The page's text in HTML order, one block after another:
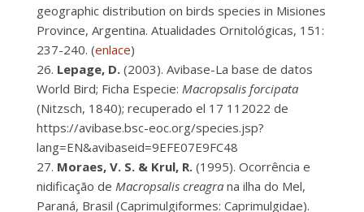
geographic distribution on birds species in Misiones
Province, Argentina. Atualidades Ornitológicas, 151:
237-240. (enlace)
Lepage, D. (2003). Avibase-La base de datos
World Bird; Ficha Especie: Macropsalis forcipata
(Nitzsch, 1840); recuperado el 17 112022 de
https://avibase.bsc-eoc.org/species.jsp?
lang=EN&avibaseid=9EFE07E9FC48
Moraes, V. S. & Krul, R. (1995). Ocorrência e
nidificação de Macropsalis creagra na ilha do Mel,
Paraná, Brasil (Caprimulgiformes: Caprimulgidae).